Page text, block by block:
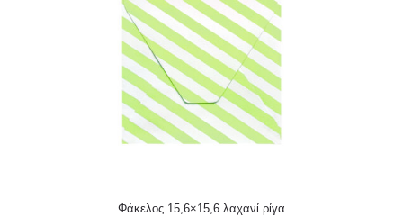
Φάκελος 15,6×15,6 λαχανί ρίγα